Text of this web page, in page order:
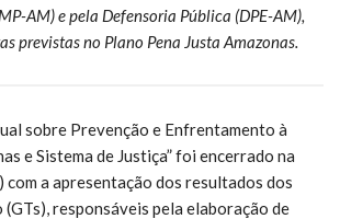
AM) e pela Defensoria Pública (DPE-AM),
previstas no Plano Pena Justa Amazonas.
sobre Prevenção e Enfrentamento à
e Sistema de Justiça” foi encerrado na
a apresentação dos resultados dos
responsáveis pela elaboração de